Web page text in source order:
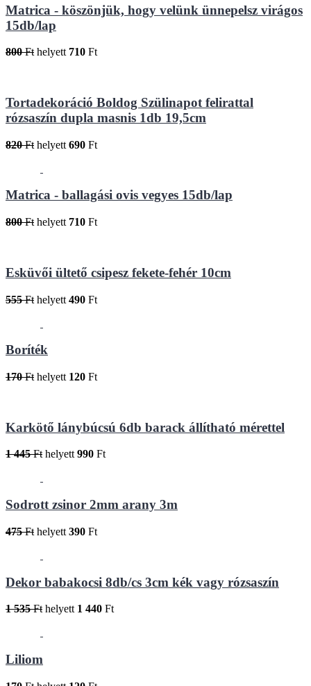
Matrica - köszönjük, hogy velünk ünnepelsz virágos
15db/lap
800 Ft helyett 710 Ft
Tortadekoráció Boldog Szülinapot felirattal
rózsaszín dupla masnis 1db 19,5cm
820 Ft helyett 690 Ft
Matrica - ballagási ovis vegyes 15db/lap
800 Ft helyett 710 Ft
Esküvői ültető csipesz fekete-fehér 10cm
555 Ft helyett 490 Ft
Boríték
170 Ft helyett 120 Ft
Karkötő lánybúcsú 6db barack állítható mérettel
1 445 Fthelyett990 Ft
Sodrott zsinor 2mm arany 3m
475 Ft helyett 390 Ft
Dekor babakocsi 8db/cs 3cm kék vagy rózsaszín
1 535 Ft helyett 1 440 Ft
Liliom